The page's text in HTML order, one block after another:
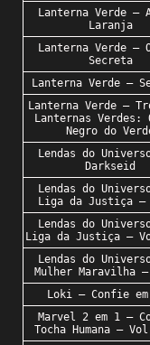
Lanterna Verde –
Laranja
Lanterna Verde –
Secreta
Lanterna Verde –
Lanterna Verde –
Lanternas Verdes:
Negro do
Lendas do
Darkseid
Lendas do
Liga da Justiça –
Lendas do
Liga da Justiça –
Lendas do
Mulher Maravilha
Loki – Confie em
Marvel 2 em 1 –
Tocha Humana –